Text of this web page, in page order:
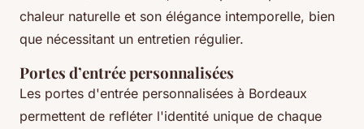
chaleur naturelle et son élégance intemporelle, bien
que nécessitant un entretien régulier.
Portes d’entrée personnalisées
Les portes d'entrée personnalisées à Bordeaux
permettent de refléter l'identité unique de chaque